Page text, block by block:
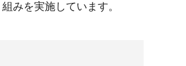
みを実施しています。